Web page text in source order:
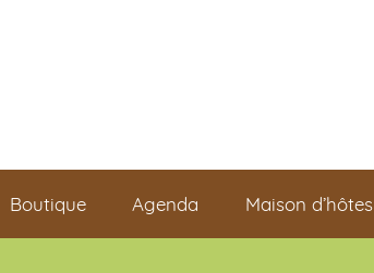
Boutique Agenda Maison d’hôtes